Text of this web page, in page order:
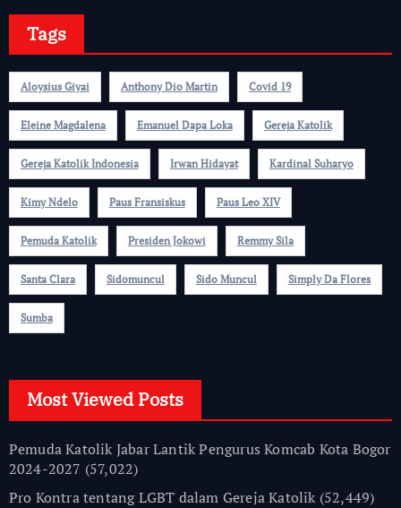
Tags
Aloysius Giyai Anthony Dio Martin Covid 19
Eleine Magdalena Emanuel Dapa Loka Gereja Katolik
Gereja Katolik Indonesia Irwan Hidayat Kardinal Suharyo
Kimy Ndelo Paus Fransiskus Paus Leo XIV
Pemuda Katolik Presiden Jokowi Remmy Sila
Santa Clara Sidomuncul Sido Muncul Simply Da Flores
Sumba
Most Viewed Posts
Pemuda Katolik Jabar Lantik Pengurus Komcab Kota Bogor
2024-2027 (57,022)
Pro Kontra tentang LGBT dalam Gereja Katolik (52,449)